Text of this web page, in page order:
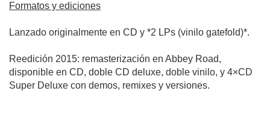
Formatos y ediciones
Lanzado originalmente en CD y *2 LPs (vinilo gatefold)*.
Reedición 2015: remasterización en Abbey Road,
disponible en CD, doble CD deluxe, doble vinilo, y 4×CD
Super Deluxe con demos, remixes y versiones.